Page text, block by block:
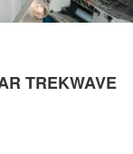
TREKWAVE